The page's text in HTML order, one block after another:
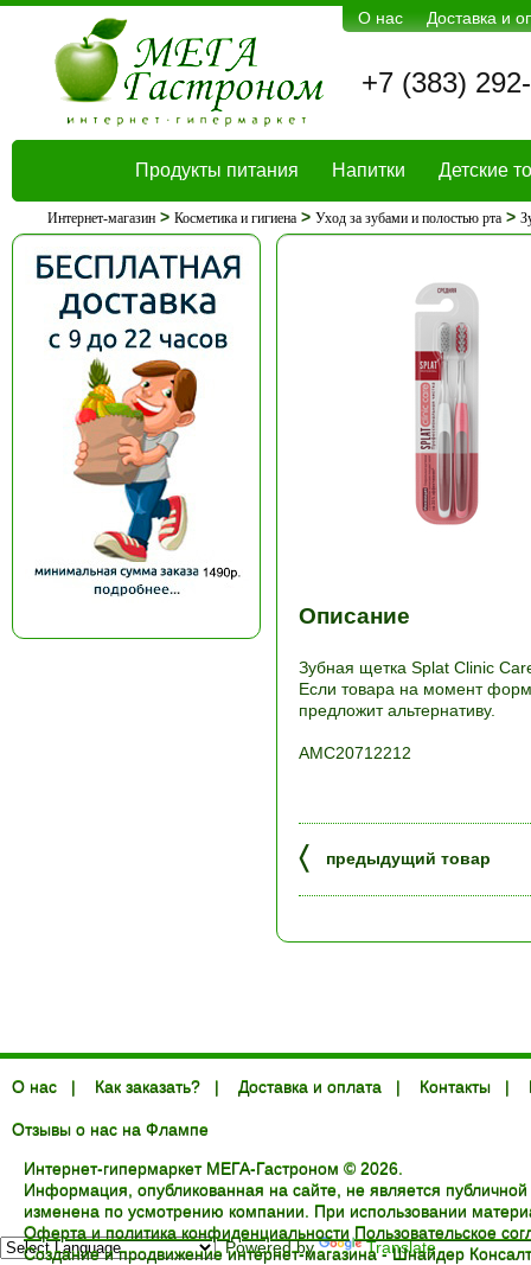
О нас Доставка и
+7 (383)
Продукты питания Напитки Детские
Интернет-магазин> Косметика и гигиена> Уход за зубами и полостью рта>
Описание
Зубная щетка Splat Clinic
Если товара на момент
предложит альтернативу.
АМС20712212
〈 предыдущий товар
О нас | Как заказать? | Доставка и оплата | Контакты |
Отзывы о нас на Флампе
Интернет-гипермаркет МЕГА-Гастроном © 2026.
Информация, опубликованная на сайте, не является
изменена по усмотрению компании. При использовании
Оферта и политика конфиденциальности Пользовательское
Создание и продвижение интернет-магазина -Шнайдер
Powered by Translate